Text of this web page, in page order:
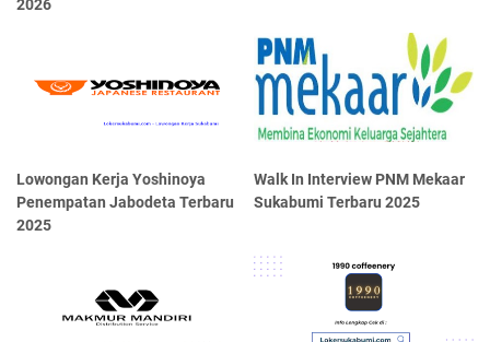
2026
Lowongan Kerja Yoshinoya
Penempatan Jabodeta Terbaru
2025
Walk In Interview PNM Mekaar
Sukabumi Terbaru 2025